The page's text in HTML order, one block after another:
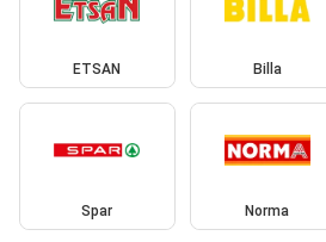
ETSAN Billa
Spar Norma